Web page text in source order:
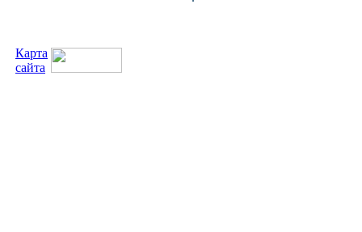
Карта
сайта